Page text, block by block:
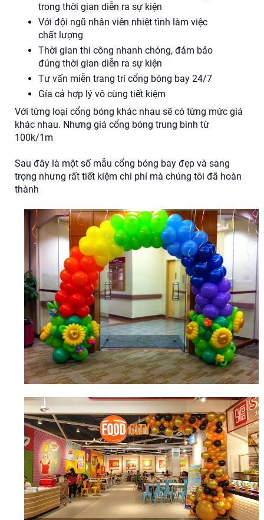
trong thời gian diễn ra sự kiện
Với đội ngũ nhân viên nhiệt tình làm việc
chất lượng
Thời gian thi công nhanh chóng, đảm bảo
đúng thời gian diễn ra sự kiện
Tư vấn miễn trang trí cổng bóng bay 24/7
Gía cả hợp lý vô cùng tiết kiệm
Với từng loại cổng bóng khác nhau sẽ có từng mức giá
khác nhau. Nhưng giá cổng bóng trung bình từ
100k/1m
Sau đây là một số mẫu cổng bóng bay đẹp và sang
trọng nhưng rất tiết kiệm chi phí mà chúng tôi đã hoàn
thành